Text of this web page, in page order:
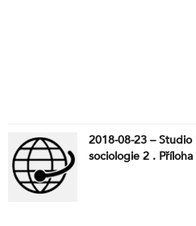
2018-08-23 –
sociologie 2 .